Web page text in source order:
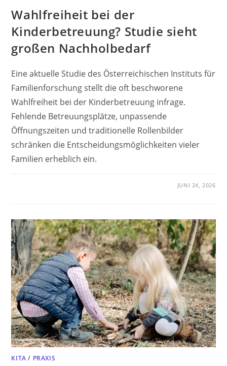
Wahlfreiheit bei der
Kinderbetreuung? Studie sieht
großen Nachholbedarf
Eine aktuelle Studie des Österreichischen Instituts für
Familienforschung stellt die oft beschworene
Wahlfreiheit bei der Kinderbetreuung infrage.
Fehlende Betreuungsplätze, unpassende
Öffnungszeiten und traditionelle Rollenbilder
schränken die Entscheidungsmöglichkeiten vieler
Familien erheblich ein.
JUNI 24, 2026
KITA / PRAXIS